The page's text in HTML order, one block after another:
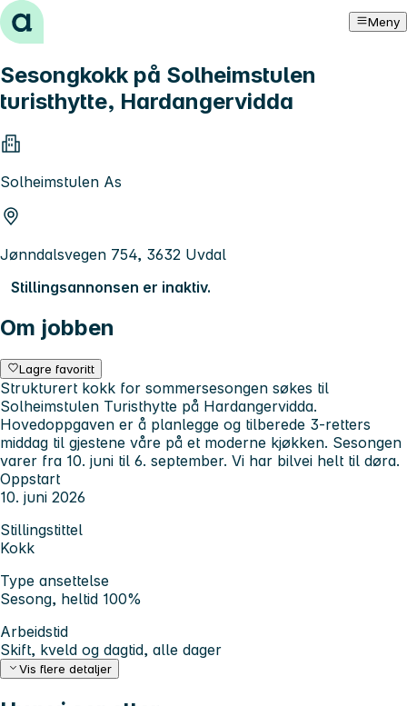
Hopp til innhold Meny
Sesongkokk på Solheimstulen
turisthytte, Hardangervidda
Solheimstulen As
Jønndalsvegen 754, 3632 Uvdal
Stillingsannonsen er inaktiv.
Om jobben
Lagre favoritt
Strukturert kokk for sommersesongen søkes til
Solheimstulen Turisthytte på Hardangervidda.
Hovedoppgaven er å planlegge og tilberede 3-retters
middag til gjestene våre på et moderne kjøkken. Sesongen
varer fra 10. juni til 6. september. Vi har bilvei helt til døra.
Oppstart
10. juni 2026
Stillingstittel
Kokk
Type ansettelse
Sesong, heltid 100%
Arbeidstid
Skift, kveld og dagtid, alle dager
Vis flere detaljer